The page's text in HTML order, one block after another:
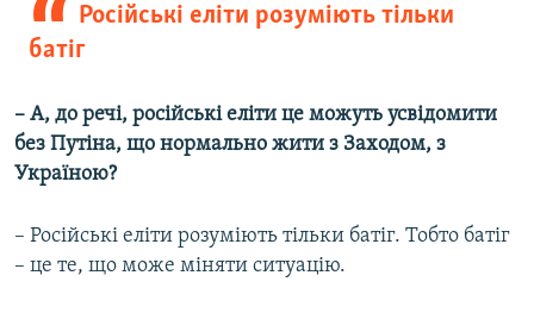
Російські еліти розуміють тільки
батіг
– А, до речі, російські еліти це можуть усвідомити
без Путіна, що нормально жити з Заходом, з
Україною?
– Російські еліти розуміють тільки батіг. Тобто батіг
– це те, що може міняти ситуацію.